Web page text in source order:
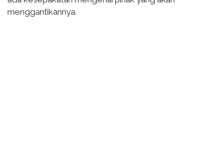
menggantikannya.